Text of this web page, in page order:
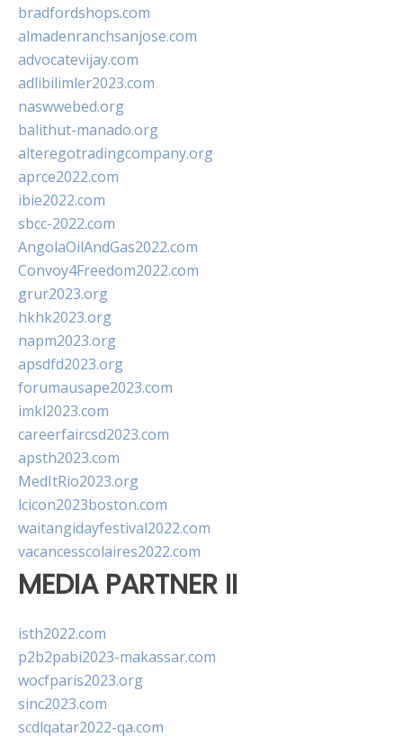
bradfordshops.com
almadenranchsanjose.com
advocatevijay.com
adlibilimler2023.com
naswwebed.org
balithut-manado.org
alteregotradingcompany.org
aprce2022.com
ibie2022.com
sbcc-2022.com
AngolaOilAndGas2022.com
Convoy4Freedom2022.com
grur2023.org
hkhk2023.org
napm2023.org
apsdfd2023.org
forumausape2023.com
imkl2023.com
careerfaircsd2023.com
apsth2023.com
MedItRio2023.org
lcicon2023boston.com
waitangidayfestival2022.com
vacancesscolaires2022.com
MEDIA PARTNER II
isth2022.com
p2b2pabi2023-makassar.com
wocfparis2023.org
sinc2023.com
scdlqatar2022-qa.com